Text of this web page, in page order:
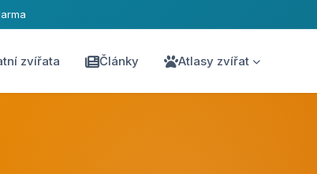
zvířata Články Atlasy zvířat